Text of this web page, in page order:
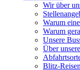
Wir über
Warum
Warum
Unsere
Über
Blitz-